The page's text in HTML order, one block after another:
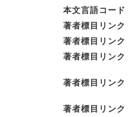
本文言語コード
著者標目リンク
著者標目リンク
著者標目リンク
著者標目リンク
著者標目リンク